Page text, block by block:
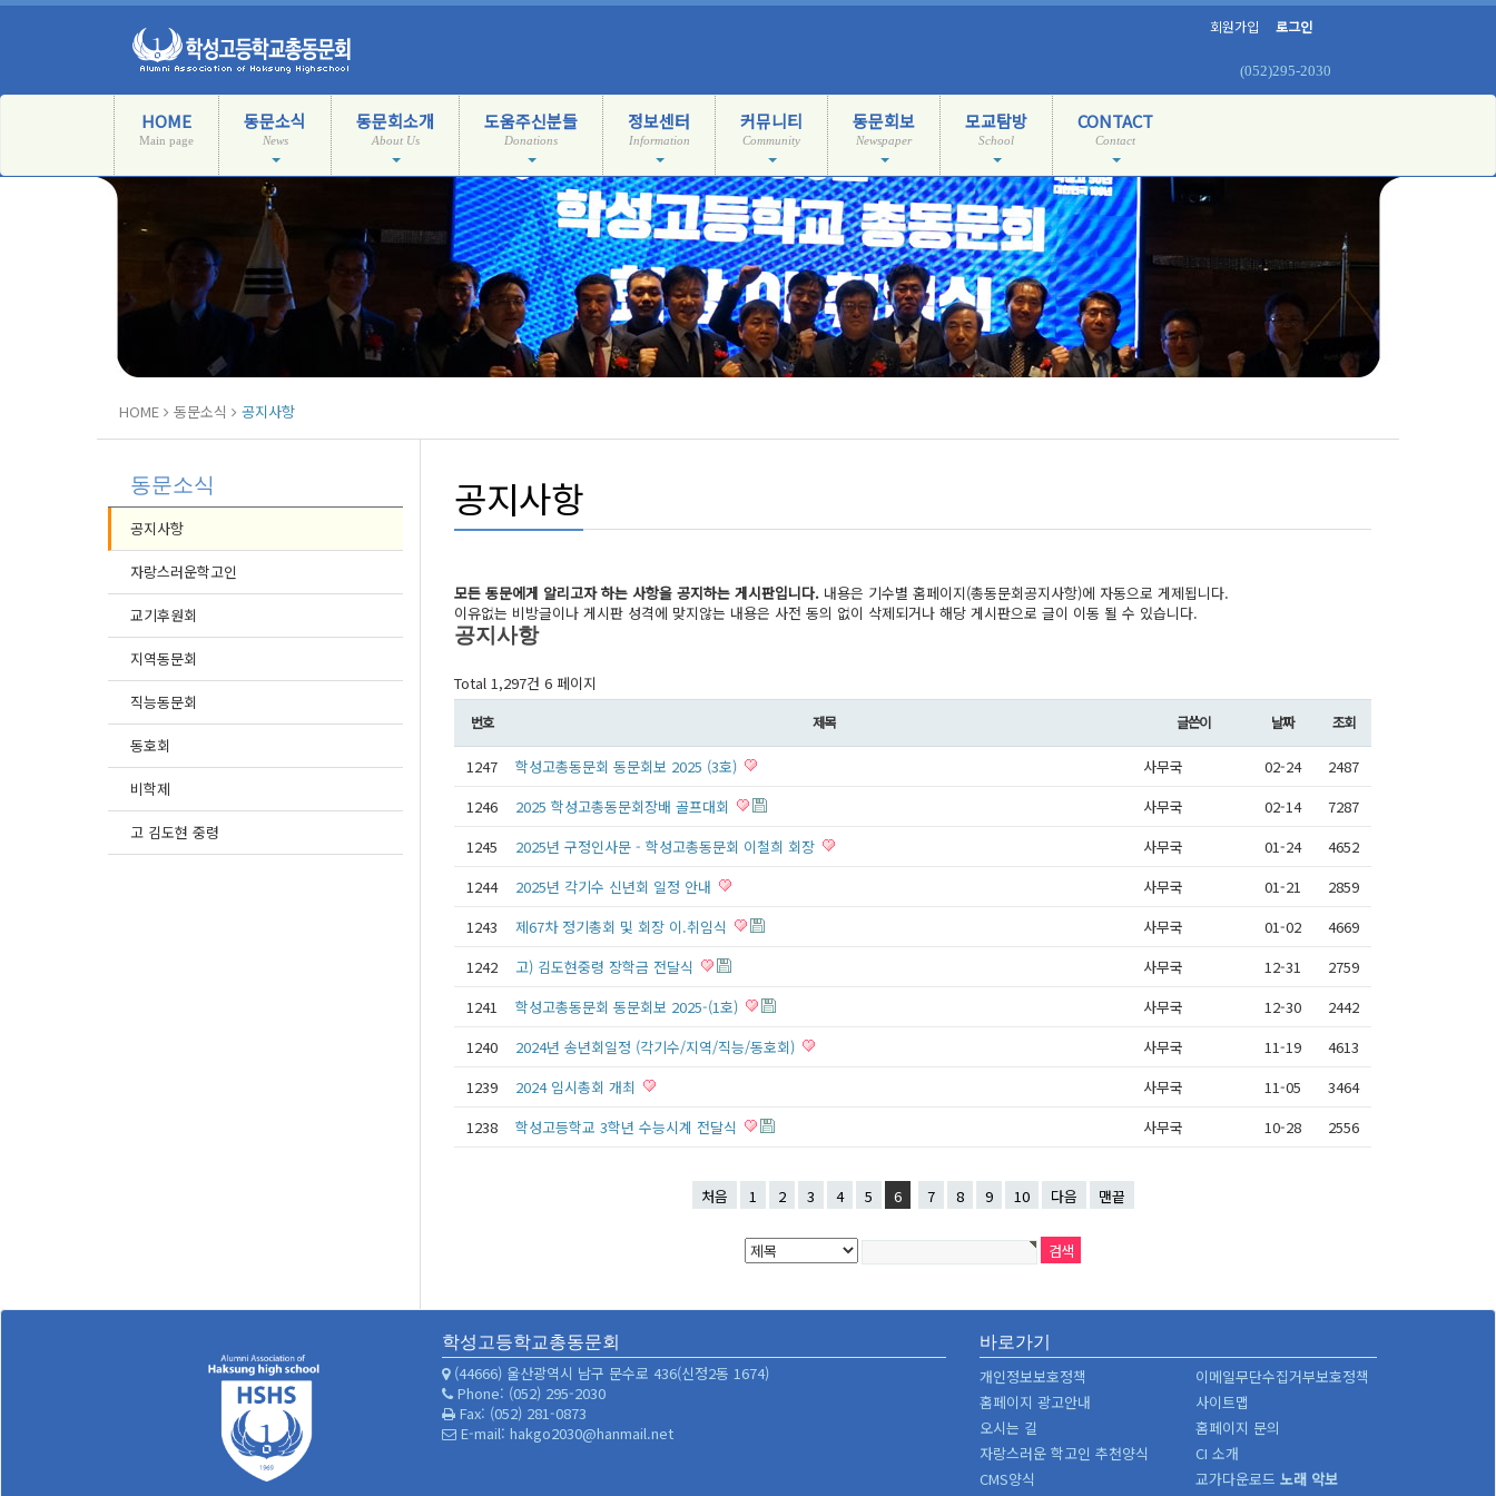
회원가입 로그인
(052)295-2030
HOME
Main page
동문소식
News
동문회소개
About Us
도움주신분들
Donations
정보센터
Information
커뮤니티
Community
동문회보
Newspaper
모교탐방
School
CONTACT
Contact
HOME 동문소식 공지사항
동문소식
공지사항
자랑스러운학고인
교기후원회
지역동문회
직능동문회
동호회
비학제
고 김도현 중령
공지사항
모든 동문에게 알리고자 하는 사항을 공지하는 게시판입니다. 내용은 기수별 홈페이지(총동문회공지사항)에 자동으로 게제됩니다.
이유없는 비방글이나 게시판 성격에 맞지않는 내용은 사전 동의 없이 삭제되거나 해당 게시판으로 글이 이동 될 수 있습니다.
공지사항
Total 1,297건 6 페이지
번호 제목 글쓴이 날짜 조회
1247 학성고총동문회 동문회보 2025 (3호) 사무국 02-24
2487
1246
2025 학성고총동문회장배 골프대회 사무국 02-14
7287
1245
2025년 구정인사문 - 학성고총동문회 이철희 회장 사무국 01-24
4652
1244
2025년 각기수 신년회 일정 안내 사무국 01-21
2859
1243
제67차 정기총회 및 회장 이.취임식 사무국 01-02
4669
1242
고) 김도현중령 장학금 전달식 사무국 12-31
2759
1241
학성고총동문회 동문회보 2025-(1호) 사무국 12-30
2442
1240
2024년 송년회일정 (각기수/지역/직능/동호회) 사무국 11-19
4613
1239
2024 임시총회 개최 사무국 11-05
3464
1238
학성고등학교 3학년 수능시계 전달식 사무국 10-28 2556
처음 1 2 3 4 5 6 7 8 9 10 다음 맨끝
학성고등학교총동문회
(44666) 울산광역시 남구 문수로 436(신정2동 1674)
Phone: (052) 295-2030
Fax: (052) 281-0873
E-mail: hakgo2030@hanmail.net
바로가기
개인정보보호정책
홈페이지 광고안내
오시는 길
자랑스러운 학고인 추천양식
CMS양식
이메일무단수집거부보호정책
사이트맵
홈페이지 문의
CI 소개
교가다운로드 노래 악보